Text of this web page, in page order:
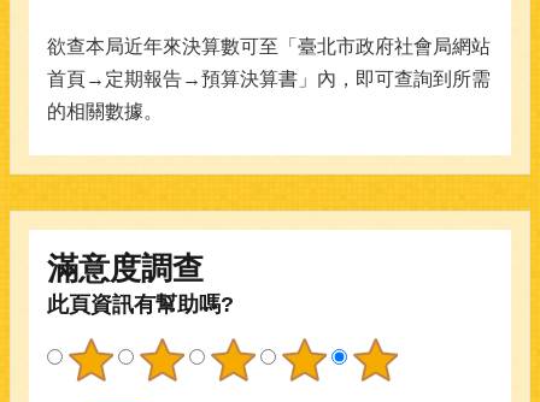
欲查本局近年來決算數可至「臺北市政府社會局網站
首頁→定期報告→預算決算書」內，即可查詢到所需
的相關數據。
滿意度調查
此頁資訊有幫助嗎?